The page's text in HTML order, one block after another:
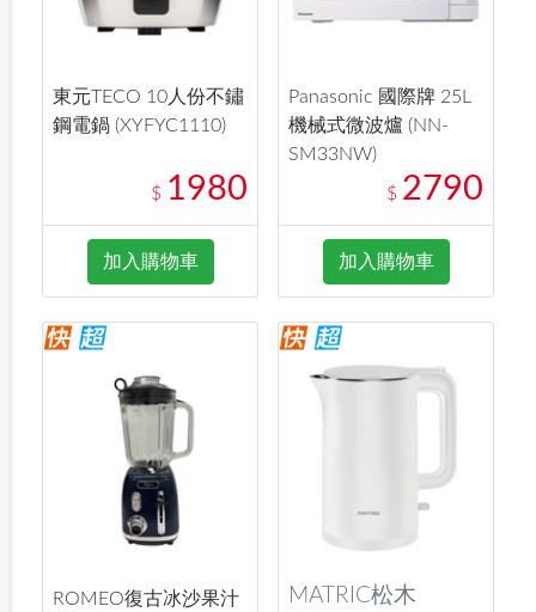
東元TECO 10人份不鏽
鋼電鍋 (XYFYC1110)
$ 1980
加入購物車
Panasonic 國際牌 25L
機械式微波爐 (NN-
SM33NW)
$ 2790
加入購物車
ROMEO復古冰沙果汁
MATRIC松木